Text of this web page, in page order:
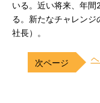
いる。近い将来、年
る。新たなチャレンジ
社長）。